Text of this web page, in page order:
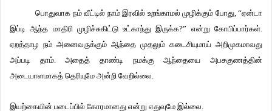
பொதுவாக நம் வீட்டில் நாம் இரவில் உறங்காமல் முழிக்கும் போது, “ஏன்டா
இப்டி ஆந்த மாதிரி முழிச்சுகிட்டு உட்காந்து இருக்க?” என்று கோபிப்பார்கள்.
ஏறத்தாழ நம் அனைவருக்கும் ஆந்தை முதலும் கடைசியுமாய் அறிமுகமாவது
அப்படி தாம். அதைத் தாண்டி நமக்கு ஆந்தையை அபசகுணத்தின்
அடையாளமாகத் தெரியுமே அன்றி வேறில்லை.
இயற்கையின் படைப்பில் கோரமானது என்று எதுவுமே இல்லை.